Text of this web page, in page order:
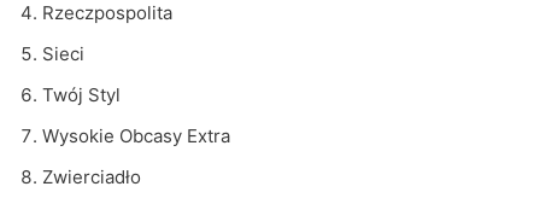
Rzeczpospolita
Sieci
Twój Styl
Wysokie Obcasy Extra
Zwierciadło